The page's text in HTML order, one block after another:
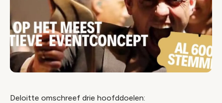
Deloitte omschreef drie hoofddoelen: